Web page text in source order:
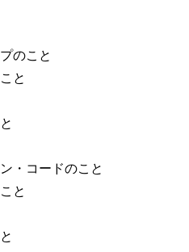
のこと
と
・コードのこと
と